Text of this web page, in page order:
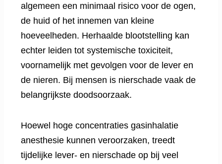
algemeen een minimaal risico voor de ogen,
de huid of het innemen van kleine
hoeveelheden. Herhaalde blootstelling kan
echter leiden tot systemische toxiciteit,
voornamelijk met gevolgen voor de lever en
de nieren. Bij mensen is nierschade vaak de
belangrijkste doodsoorzaak.
Hoewel hoge concentraties gasinhalatie
anesthesie kunnen veroorzaken, treedt
tijdelijke lever- en nierschade op bij veel